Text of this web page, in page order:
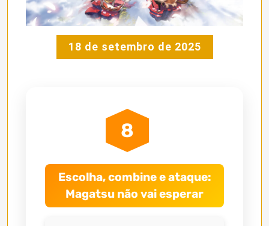
18 de setembro de 2025
8
Escolha, combine e ataque:
Magatsu não vai esperar